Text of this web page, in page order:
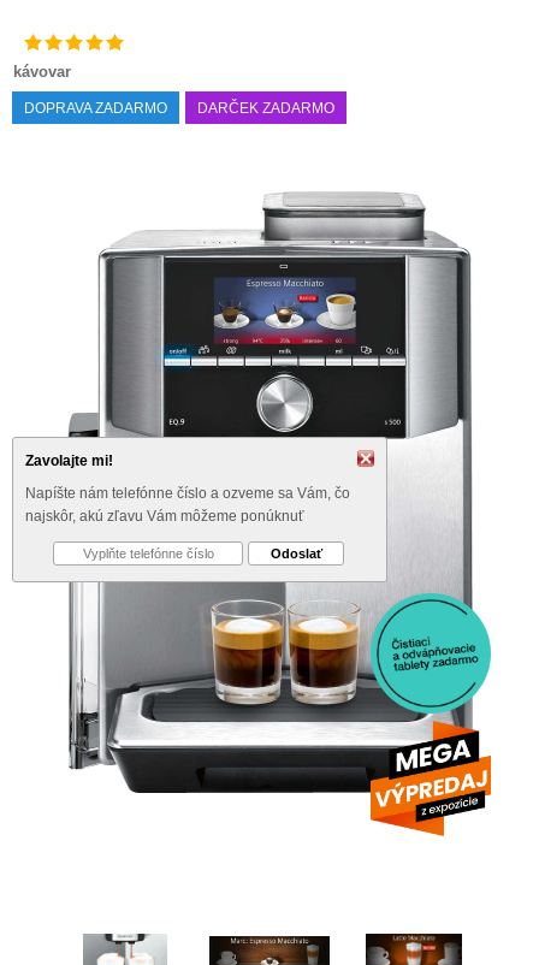
kávovar
DOPRAVA ZADARMO DARČEK ZADARMO
Zavolajte mi!
Napíšte nám telefónne číslo a ozveme sa Vám, čo
najskôr, akú zľavu Vám môžeme ponúknuť